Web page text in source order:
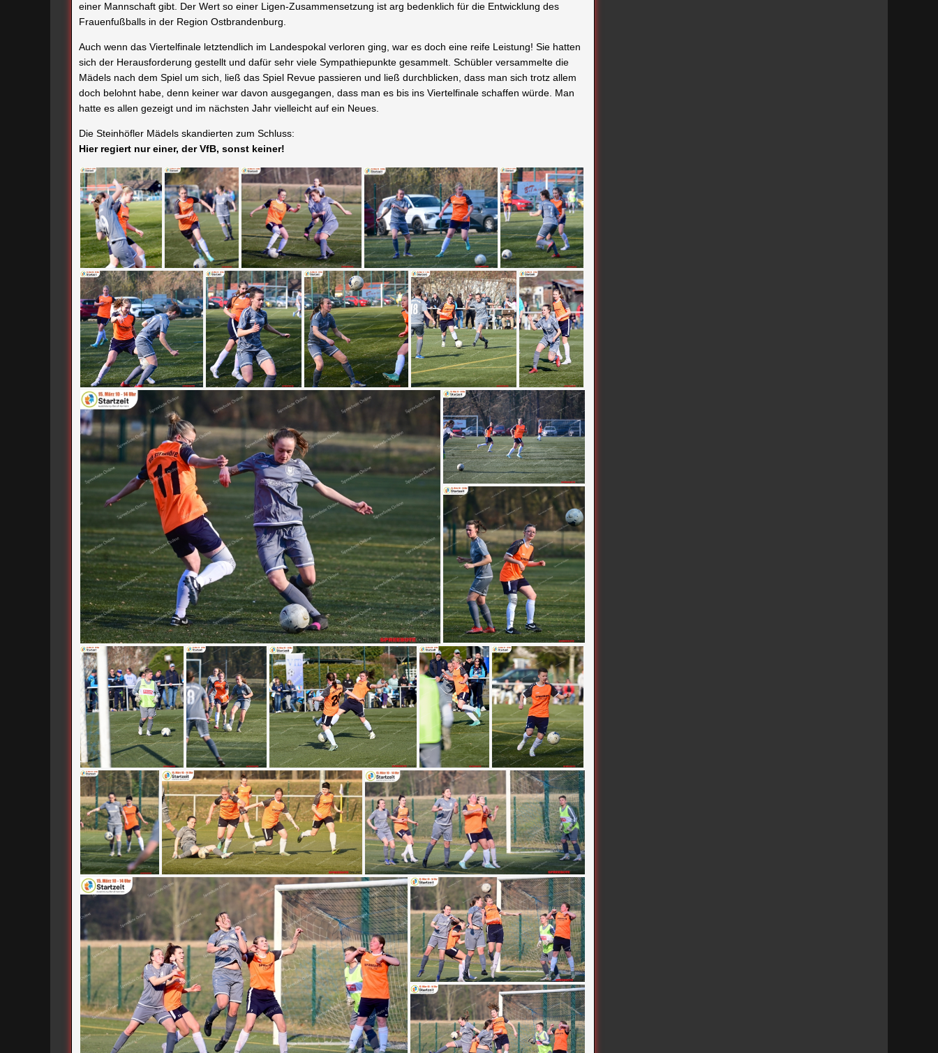
einer Mannschaft gibt. Der Wert so einer Ligen-Zusammensetzung ist arg bedenklich für die Entwicklung des
Frauenfußballs in der Region Ostbrandenburg.
Auch wenn das Viertelfinale letztendlich im Landespokal verloren ging, war es doch eine reife Leistung! Sie hatten
sich der Herausforderung gestellt und dafür sehr viele Sympathiepunkte gesammelt. Schübler versammelte die
Mädels nach dem Spiel um sich, ließ das Spiel Revue passieren und ließ durchblicken, dass man sich trotz allem
doch belohnt habe, denn keiner war davon ausgegangen, dass man es bis ins Viertelfinale schaffen würde. Man
hatte es allen gezeigt und im nächsten Jahr vielleicht auf ein Neues.
Die Steinhöfler Mädels skandierten zum Schluss:
Hier regiert nur einer, der VfB, sonst keiner!